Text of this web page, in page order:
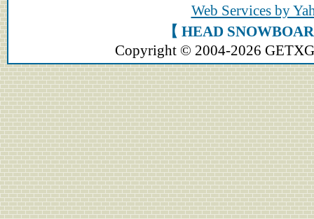
Web Services by
【 HEAD
Copyright © 2004-2026